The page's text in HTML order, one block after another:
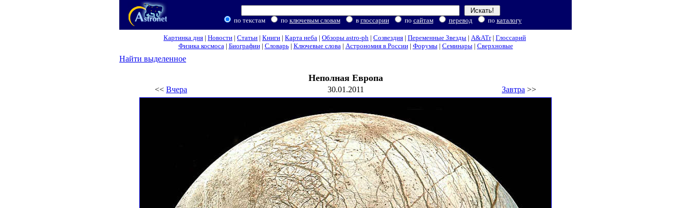
по текстам по ключевым словам в глоссарии по сайтам перевод по каталогу
Картинка дня | Новости | Статьи | Книги | Карта неба | Обзоры astro-ph | Созвездия | Переменные Звезды | A&ATr| Глоссарий
Физика космоса| Биографии| Словарь| Ключевые слова| Астрономия в России| Форумы| Семинары| Сверхновые
Найти выделенное
Неполная Европа
<< Вчера 30.01.2011 Завтра >>